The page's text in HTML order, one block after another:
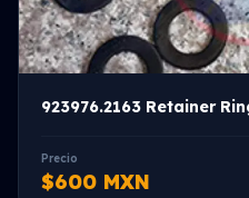
923976.2163 Retainer
Precio
$600 MXN